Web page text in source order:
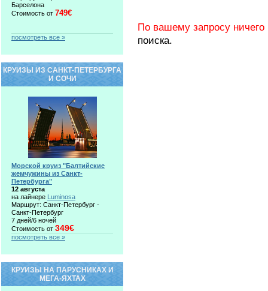
По вашему запросу ничего
поиска.
Барселона
Стоимость от 749€
посмотреть все »
КРУИЗЫ ИЗ САНКТ-ПЕТЕРБУРГА
И СОЧИ
Морской круиз "Балтийские
жемчужины из Санкт-
Петербурга"
12 августа
на лайнере Luminosa
Маршрут: Санкт-Петербург -
Санкт-Петербург
7 дней/6 ночей
Стоимость от 349€
посмотреть все »
КРУИЗЫ НА ПАРУСНИКАХ И
МЕГА-ЯХТАХ